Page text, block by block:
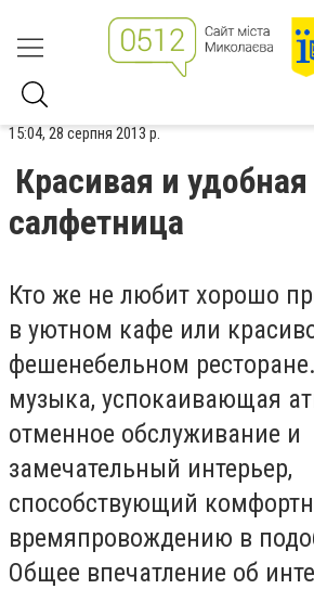
15:04, 28 серпня 2013 р.
Красивая и удобная
салфетница
Кто же не любит хорошо
в уютном кафе или
фешенебельном
музыка, успокаивающая
отменное обслуживание и
замечательный интерьер,
способствующий
времяпровождению в
Общее впечатление об